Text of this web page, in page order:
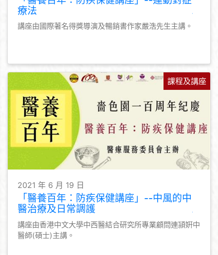
療法
講座由國際著名得獎導演及暢銷書作家嚴浩先生主講。
課程及講座
2021 年 6 月 19 日
「醫養百年：防疾保健講座」--中風的中
醫治療及日常調護
講座由香港中文大學中西醫結合研究所專業顧問連頴姸中
醫師(碩士)主講。